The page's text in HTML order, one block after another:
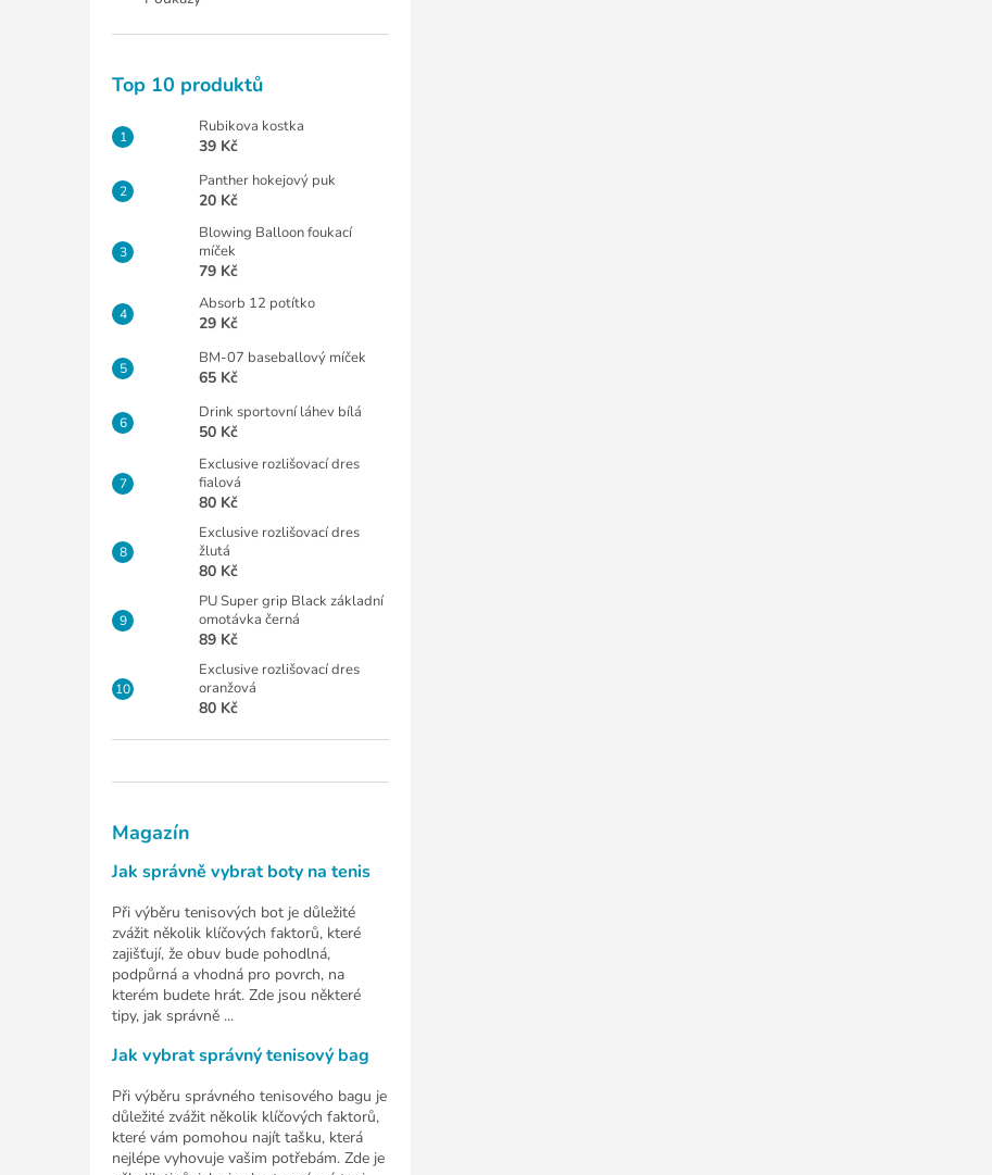
Top 10 produktů
Rubikova kostka
39 Kč
Panther hokejový puk
20 Kč
Blowing Balloon foukací
míček
79 Kč
Absorb 12 potítko
29 Kč
BM-07 baseballový míček
65 Kč
Drink sportovní láhev bílá
50 Kč
Exclusive rozlišovací dres
fialová
80 Kč
Exclusive rozlišovací dres
žlutá
80 Kč
PU Super grip Black základní
omotávka černá
89 Kč
Exclusive rozlišovací dres
oranžová
80 Kč
Magazín
Jak správně vybrat boty na tenis
Při výběru tenisových bot je důležité
zvážit několik klíčových faktorů, které
zajišťují, že obuv bude pohodlná,
podpůrná a vhodná pro povrch, na
kterém budete hrát. Zde jsou některé
tipy, jak správně ...
Jak vybrat správný tenisový bag
Při výběru správného tenisového bagu je
důležité zvážit několik klíčových faktorů,
které vám pomohou najít tašku, která
nejlépe vyhovuje vašim potřebám. Zde je